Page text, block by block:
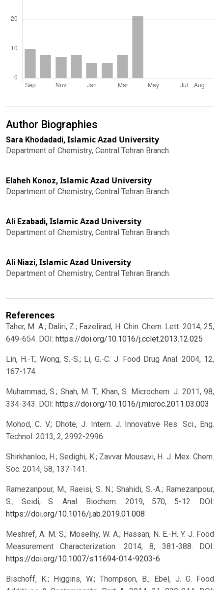
Author Biographies
Sara Khodadadi, Islamic Azad University
Department of Chemistry, Central Tehran Branch.
Elaheh Konoz, Islamic Azad University
Department of Chemistry, Central Tehran Branch.
Ali Ezabadi, Islamic Azad University
Department of Chemistry, Central Tehran Branch.
Ali Niazi, Islamic Azad University
Department of Chemistry, Central Tehran Branch.
References
Taher, M. A.; Daliri, Z.; Fazelirad, H. Chin. Chem. Lett. 2014, 25,
649-654. DOI: https://doi.org/10.1016/j.cclet.2013.12.025
Lin, H.-T.; Wong, S.-S.; Li, G.-C. J. Food Drug Anal. 2004, 12,
167-174.
Muhammad, S.; Shah, M. T.; Khan, S. Microchem. J. 2011, 98,
334-343. DOI: https://doi.org/10.1016/j.microc.2011.03.003
Mohod, C. V.; Dhote, J. Intern. J. Innovative Res. Sci., Eng.
Technol. 2013, 2, 2992-2996.
Shirkhanloo, H.; Sedighi, K.; Zavvar Mousavi, H. J. Mex. Chem.
Soc. 2014, 58, 137-141.
Ramezanpour, M.; Raeisi, S. N.; Shahidi, S.-A.; Ramezanpour,
S.; Seidi, S. Anal. Biochem. 2019, 570, 5-12.
DOI:
https://doi.org/10.1016/j.ab.2019.01.008
Meshref, A. M. S.; Moselhy, W. A.; Hassan, N. E.-H. Y. J. Food
Measurement Characterization. 2014, 8, 381-388.
DOI:
https://doi.org/10.1007/s11694-014-9203-6
Bischoff, K.; Higgins, W.; Thompson, B.; Ebel, J. G. Food